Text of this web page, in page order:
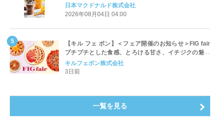
ッペ」「マンゴースムージー」8月5日（水）から販売
開始
日本マクドナルド株式会社
2026年08月04日 04:00
【キル フェ ボン】＜フェア開催のお知らせ＞FIG fair
プチプチとした食感、とろける甘さ、イチジクの魅力
をたっぷりと。新作を含め、イチジク尽くしの全4種が
登場8月20日（木）スタート
キルフェボン株式会社
3日前
一覧を見る